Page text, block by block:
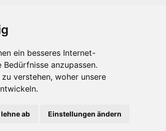
ein besseres Internet-
anzupassen.
verstehen, woher unsere
ab Einstellungen ändern
Es gibt uns auch in